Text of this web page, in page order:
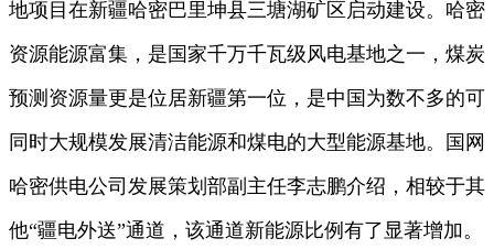
地项目在新疆哈密巴里坤县三塘湖矿区启动建设。哈密
资源能源富集，是国家千万千瓦级风电基地之一，煤炭
预测资源量更是位居新疆第一位，是中国为数不多的可
同时大规模发展清洁能源和煤电的大型能源基地。国网
哈密供电公司发展策划部副主任李志鹏介绍，相较于其
他“疆电外送”通道，该通道新能源比例有了显著增加。